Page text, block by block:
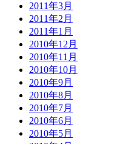
2011年3月
2011年2月
2011年1月
2010年12月
2010年11月
2010年10月
2010年9月
2010年8月
2010年7月
2010年6月
2010年5月